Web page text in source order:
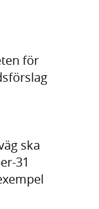
för
ska
31